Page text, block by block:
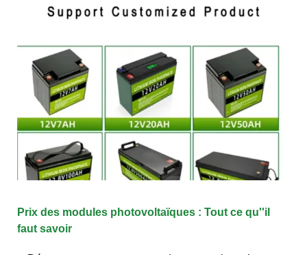
Prix des modules photovoltaïques : Tout ce qu''il
faut savoir